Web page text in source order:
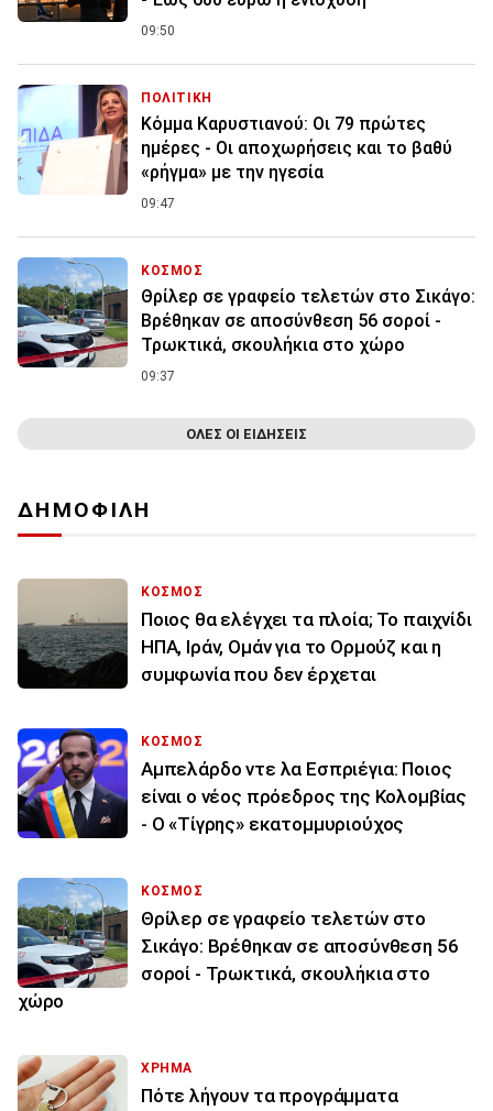
09:50
ΠΟΛΙΤΙΚΗ
Κόμμα Καρυστιανού: Οι 79 πρώτες
ημέρες - Οι αποχωρήσεις και το βαθύ
«ρήγμα» με την ηγεσία
09:47
ΚΟΣΜΟΣ
Θρίλερ σε γραφείο τελετών στο Σικάγο:
Βρέθηκαν σε αποσύνθεση 56 σοροί -
Τρωκτικά, σκουλήκια στο χώρο
09:37
ΟΛΕΣ ΟΙ ΕΙΔΗΣΕΙΣ
ΔΗΜΟΦΙΛΗ
ΚΟΣΜΟΣ
Ποιος θα ελέγχει τα πλοία; Το παιχνίδι
ΗΠΑ, Ιράν, Ομάν για το Ορμούζ και η
συμφωνία που δεν έρχεται
ΚΟΣΜΟΣ
Αμπελάρδο ντε λα Εσπριέγια: Ποιος
είναι ο νέος πρόεδρος της Κολομβίας
- Ο «Τίγρης» εκατομμυριούχος
ΚΟΣΜΟΣ
Θρίλερ σε γραφείο τελετών στο
Σικάγο: Βρέθηκαν σε αποσύνθεση 56
σοροί - Τρωκτικά, σκουλήκια στο
χώρο
ΧΡΗΜΑ
Πότε λήγουν τα προγράμματα